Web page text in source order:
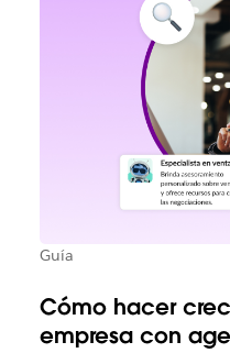
Guía
Cómo hacer
empresa con